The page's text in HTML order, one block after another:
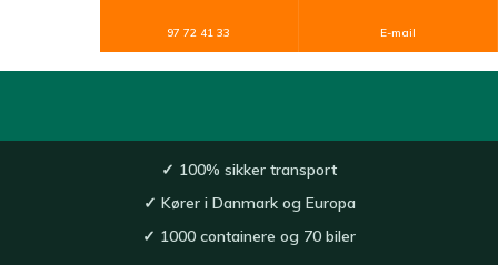
97 72 41 33 E-mail
✓ 100% sikker transport​
✓ Kører i Danmark og Europa
✓ 1000 containere og 70 biler